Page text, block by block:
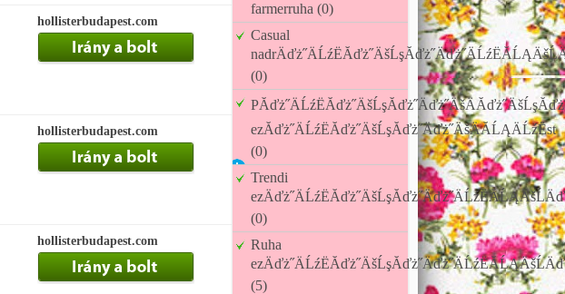
hollisterbudapest.com
hollisterbudapest.com
hollisterbudapest.com
farmerruha (0)
Casual
(0)
ezĂďż˝ÄĹźËĂďż˝ÄšĹşĂďż˝Äďż˝ÄšÄĂĹĄÄĹźËst
(0)
Trendi
(0)
Ruha
(5)